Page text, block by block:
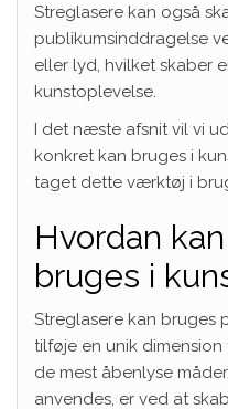
Streglasere kan også
publikumsinddragelse
eller lyd, hvilket skaber
kunstoplevelse.
I det næste afsnit vil vi
konkret kan bruges i
taget dette værktøj i
Hvordan
bruges i
Streglasere kan bruges
tilføje en unik
de mest åbenlyse
anvendes, er ved at